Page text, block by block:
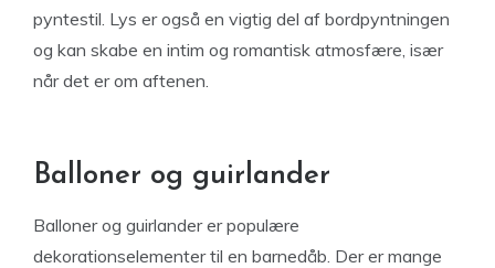
pyntestil. Lys er også en vigtig del af bordpyntningen
og kan skabe en intim og romantisk atmosfære, især
når det er om aftenen.
Balloner og guirlander
Balloner og guirlander er populære
dekorationselementer til en barnedåb. Der er mange